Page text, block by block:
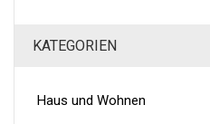
KATEGORIEN
Haus und Wohnen